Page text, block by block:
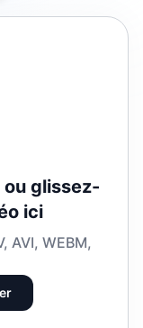
glissez-
ici
AVI, WEBM,